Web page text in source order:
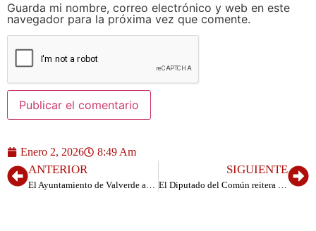
Guarda mi nombre, correo electrónico y web en este
navegador para la próxima vez que comente.
Enero 2, 2026 8:49 Am
ANTERIOR
El Ayuntamiento de Valverde aprueba los Presupuestos de 2026 tras un pleno marcado por el recuerdo a Antonio Chinea
SIGUIENTE
El Diputado del Común reitera que el Ayuntamiento de La Frontera sigue sin entregar la documentación solicitada